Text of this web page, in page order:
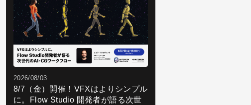
2026/08/03
8/7（金）開催！VFXはよりシンプル
に。Flow Studio 開発者が語る次世